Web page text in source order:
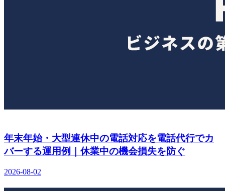
年末年始・大型連休中の電話対応を電話代行でカ
バーする運用例｜休業中の機会損失を防ぐ
2026-08-02